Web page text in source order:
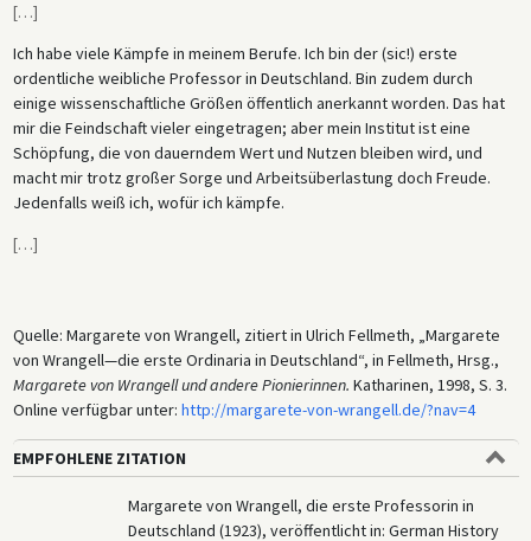
[…]
Ich habe viele Kämpfe in meinem Berufe. Ich bin der (sic!) erste
ordentliche weibliche Professor in Deutschland. Bin zudem durch
einige wissenschaftliche Größen öffentlich anerkannt worden. Das hat
mir die Feindschaft vieler eingetragen; aber mein Institut ist eine
Schöpfung, die von dauerndem Wert und Nutzen bleiben wird, und
macht mir trotz großer Sorge und Arbeitsüberlastung doch Freude.
Jedenfalls weiß ich, wofür ich kämpfe.
[…]
Quelle: Margarete von Wrangell, zitiert in Ulrich Fellmeth, „Margarete
von Wrangell—die erste Ordinaria in Deutschland“, in Fellmeth, Hrsg.,
Margarete von Wrangell und andere Pionierinnen. Katharinen, 1998, S. 3.
Online verfügbar unter: http://margarete-von-wrangell.de/?nav=4
EMPFOHLENE ZITATION
Margarete von Wrangell, die erste Professorin in
Deutschland (1923), veröffentlicht in: German History